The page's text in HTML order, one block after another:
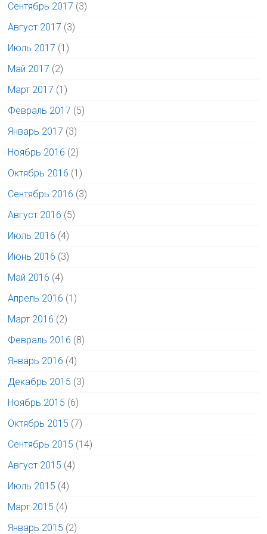
Сентябрь 2017 (3)
Август 2017 (3)
Июль 2017 (1)
Май 2017 (2)
Март 2017 (1)
Февраль 2017 (5)
Январь 2017 (3)
Ноябрь 2016 (2)
Октябрь 2016 (1)
Сентябрь 2016 (3)
Август 2016 (5)
Июль 2016 (4)
Июнь 2016 (3)
Май 2016 (4)
Апрель 2016 (1)
Март 2016 (2)
Февраль 2016 (8)
Январь 2016 (4)
Декабрь 2015 (3)
Ноябрь 2015 (6)
Октябрь 2015 (7)
Сентябрь 2015 (14)
Август 2015 (4)
Июль 2015 (4)
Март 2015 (4)
Январь 2015 (2)